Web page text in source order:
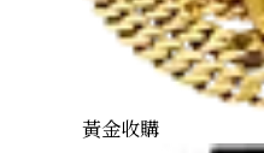
黃金收購